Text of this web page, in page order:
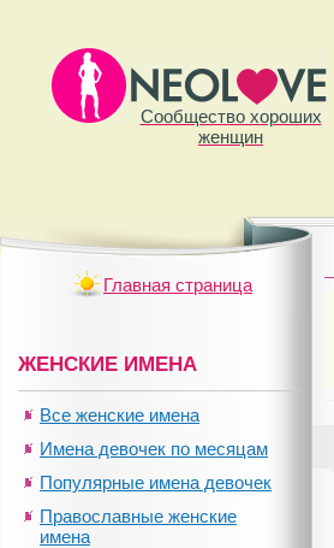
Сообщество хороших
женщин
Главная страница
ЖЕНСКИЕ ИМЕНА
Все женские имена
Имена девочек по месяцам
Популярные имена девочек
Православные женские
имена